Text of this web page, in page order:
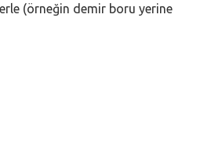
(örneğin demir boru yerine